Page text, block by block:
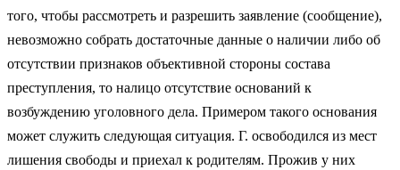
того, чтобы рассмотреть и разрешить заявление (сообщение),
невозможно собрать достаточные данные о наличии либо об
отсутствии признаков объективной стороны состава
преступления, то налицо отсутствие оснований к
возбуждению уголовного дела. Примером такого основания
может служить следующая ситуация. Г. освободился из мест
лишения свободы и приехал к родителям. Прожив у них